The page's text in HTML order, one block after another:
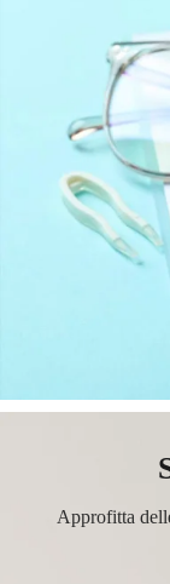
Approfitta